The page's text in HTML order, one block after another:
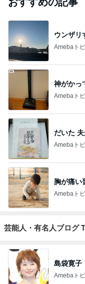
ウンザリ
Amebaト
神がかっ
Amebaト
だいた
Amebaト
胸が痛い
Amebaト
芸能人・有名人ブログ
島袋寛子
Amebaト